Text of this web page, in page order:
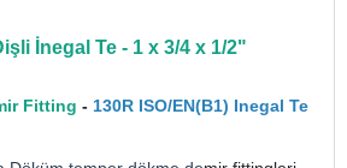
İnegal Te - 1 x 3/4 x 1/2"
Fitting - 130R ISO/EN(B1) Inegal Te